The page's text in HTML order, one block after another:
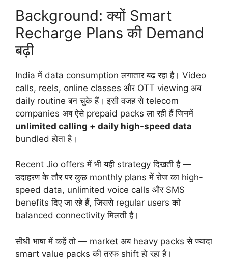
Background: क्यों Smart
Recharge Plans की Demand
बढ़ी
India में data consumption लगातार बढ़ रहा है। Video
calls, reels, online classes और OTT viewing अब
daily routine बन चुके हैं। इसी वजह से telecom
companies अब ऐसे prepaid packs ला रही हैं जिनमें
unlimited calling + daily high-speed data
bundled होता है।
Recent Jio offers में भी यही strategy दिखती है —
उदाहरण के तौर पर कुछ monthly plans में रोज का high-
speed data, unlimited voice calls और SMS
benefits दिए जा रहे हैं, जिससे regular users को
balanced connectivity मिलती है।
सीधी भाषा में कहें तो — market अब heavy packs से ज्यादा
smart value packs की तरफ shift हो रहा है।